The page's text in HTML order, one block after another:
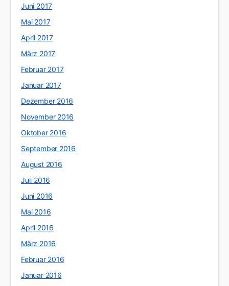
Juni 2017
Mai 2017
April 2017
März 2017
Februar 2017
Januar 2017
Dezember 2016
November 2016
Oktober 2016
September 2016
August 2016
Juli 2016
Juni 2016
Mai 2016
April 2016
März 2016
Februar 2016
Januar 2016